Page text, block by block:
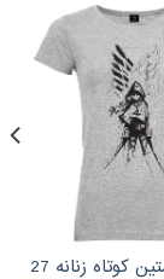
تی شرت آستین کوتاه زنانه 27